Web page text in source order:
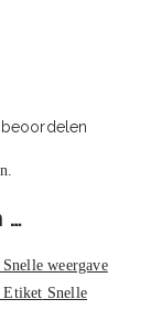
…
Snelle weergave
Snelle